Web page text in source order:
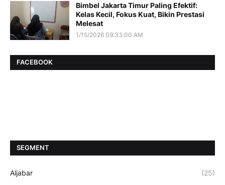
Bimbel Jakarta Timur Paling Efektif:
Kelas Kecil, Fokus Kuat, Bikin Prestasi
Melesat
1/15/2026 09:33:00 AM
FACEBOOK
SEGMENT
Aljabar (25)